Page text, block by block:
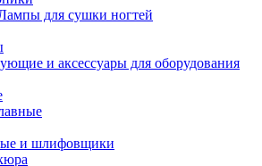
для сушки ногтей
и аксессуары для оборудования
и шлифовщики